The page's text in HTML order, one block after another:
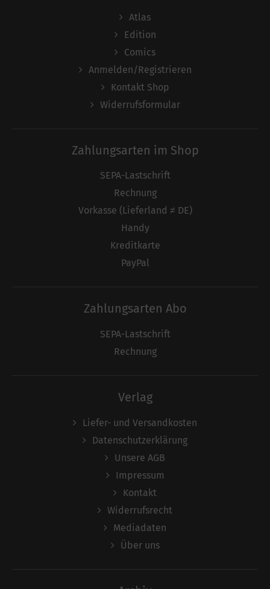
Atlas
Edition
Comics
Anmelden/Registrieren
Kontakt Shop
Widerrufsformular
Zahlungsarten im Shop
SEPA-Lastschrift
Rechnung
Vorkasse (Lieferland ≠ DE)
Handy
Kreditkarte
PayPal
Zahlungsarten Abo
SEPA-Lastschrift
Rechnung
Verlag
Liefer- und Versandkosten
Datenschutzerklärung
Unsere AGB
Impressum
Kontakt
Widerrufsrecht
Mediadaten
Über uns